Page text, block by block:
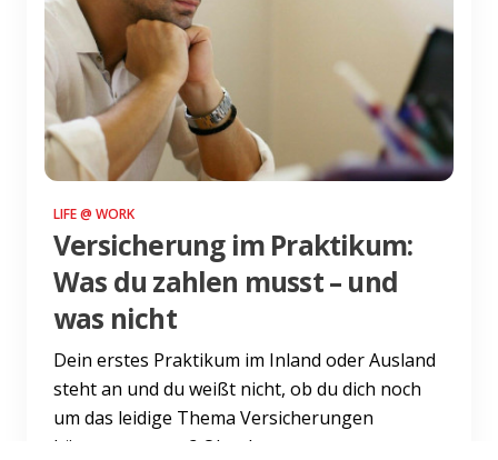
LIFE @ WORK
Versicherung im Praktikum:
Was du zahlen musst – und
was nicht
Dein erstes Praktikum im Inland oder Ausland
steht an und du weißt nicht, ob du dich noch
um das leidige Thema Versicherungen
kümmern musst? Ob oder w...